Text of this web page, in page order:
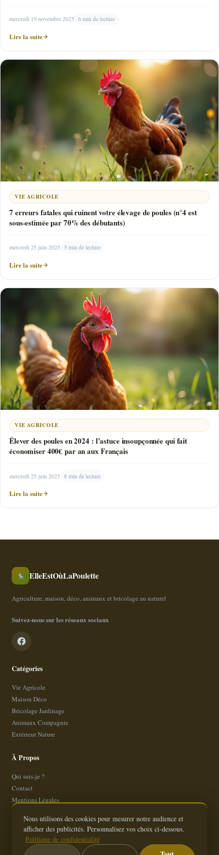
mercredi 19 novembre 2025 6 min de lecture
Lire la suite
VIE AGRICOLE
7 erreurs fatales qui ruinent votre élevage de poules (n°4 est
sous-estimée par 70% des débutants)
mercredi 25 juin 2025 5 min de lecture
Lire la suite
VIE AGRICOLE
Élever des poules en 2024 : l’astuce insoupçonnée qui fait
économiser 400€ par an aux Français
mercredi 25 juin 2025 8 min de lecture
Lire la suite
🐤 ElleEstOùLaPoulette
Agriculture, maison, déco, animaux et bricolage au naturel
Suivez-nous sur les réseaux sociaux
Catégories
Vie Agricole
Maison Déco
Bricolage Jardinage
Animaux Compagnie
Extérieur Nature
À Propos
Qui suis-je ?
Contact
Mentions Légales
Plan de site
Nous utilisons des cookies pour mesurer notre audience et
afficher des publicités. Personnalisez vos choix ci-dessous.
Politique de confidentialité